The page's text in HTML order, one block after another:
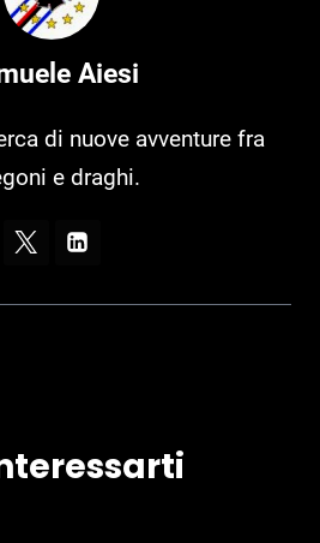
Aiesi
di nuove avventure fra
e draghi.